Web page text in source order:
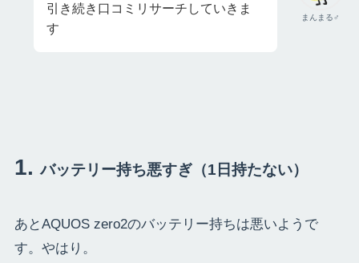
まんまる♂
引き続き口コミリサーチしていきま
す
バッテリー持ち悪すぎ（1日持たない）
あとAQUOS zero2のバッテリー持ちは悪いようで
す。やはり。